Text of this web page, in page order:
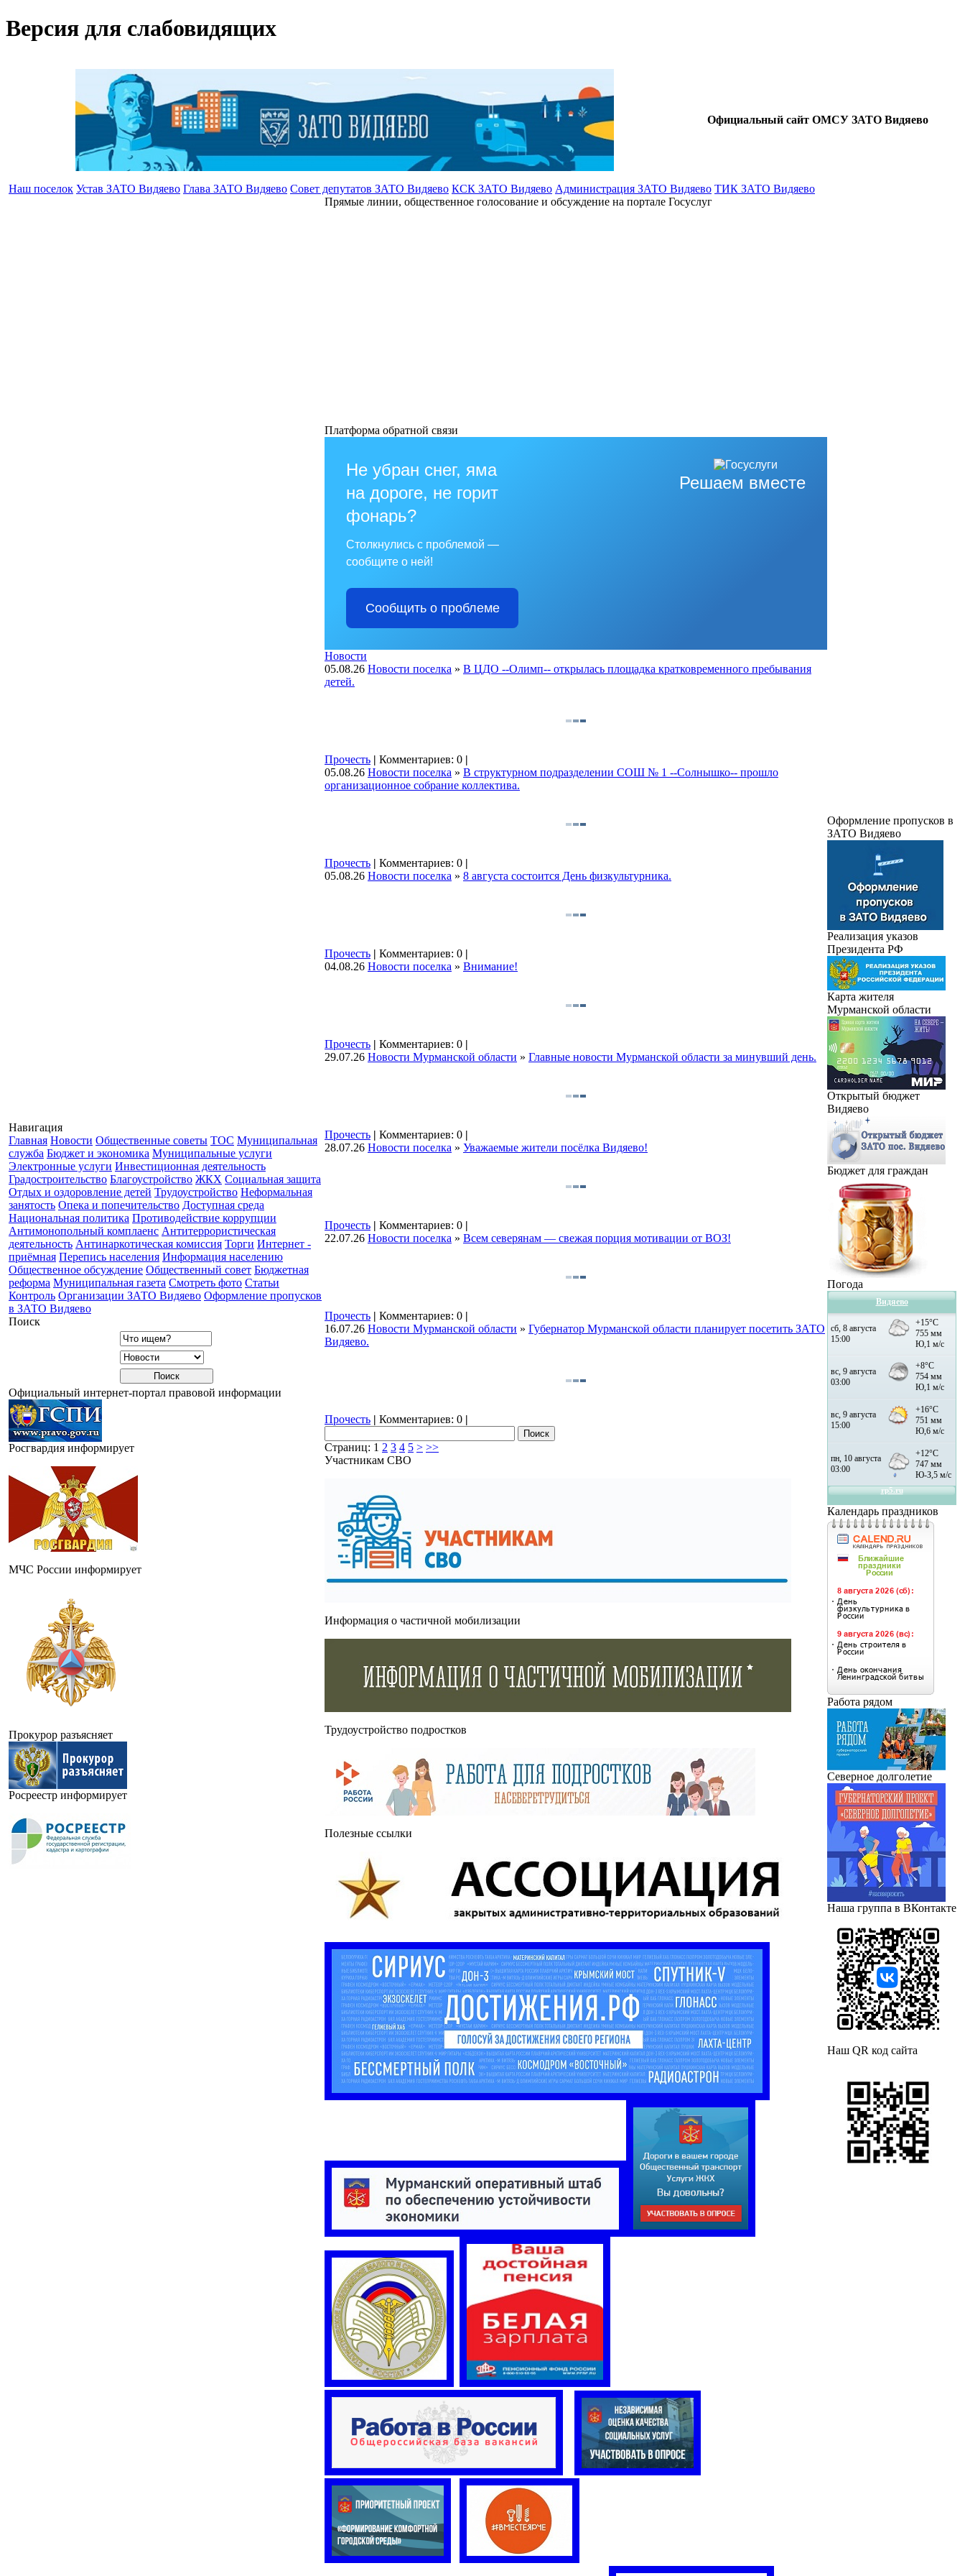
Версия для слабовидящих
Официальный сайт ОМСУ ЗАТО Видяево
Наш поселок Устав ЗАТО Видяево Глава ЗАТО Видяево Совет депутатов ЗАТО Видяево КСК ЗАТО Видяево Администрация ЗАТО Видяево ТИК ЗАТО Видяево
Навигация
Главная Новости Общественные советы ТОС Муниципальная
служба Бюджет и экономика Муниципальные услуги
Электронные услуги Инвестиционная деятельность
Градостроительство Благоустройство ЖКХ Социальная защита
Отдых и оздоровление детей Трудоустройство Неформальная
занятость Опека и попечительство Доступная среда
Национальная политика Противодействие коррупции
Антимонопольный комплаенс Антитеррористическая
деятельность Антинаркотическая комиссия Торги Интернет -
приёмная Перепись населения Информация населению
Общественное обсуждение Общественный совет Бюджетная
реформа Муниципальная газета Смотреть фото Статьи
Контроль Организации ЗАТО Видяево Оформление пропусков
в ЗАТО Видяево
Поиск
Официальный интернет-портал правовой информации
Росгвардия информирует
МЧС России информирует
Прокурор разъясняет
Росреестр информирует
Прямые линии, общественное голосование и обсуждение на портале Госуслуг
Платформа обратной связи
Решаем вместе
Не убран снег, яма
на дороге, не горит
фонарь?
Столкнулись с проблемой —
сообщите о ней!
Сообщить о проблеме
Новости
05.08.26 Новости поселка » В ЦДО --Олимп-- открылась площадка кратковременного пребывания
детей.
Прочесть | Комментариев: 0 |
05.08.26 Новости поселка » В структурном подразделении СОШ № 1 --Солнышко-- прошло
организационное собрание коллектива.
Прочесть | Комментариев: 0 |
05.08.26 Новости поселка » 8 августа состоится День физкультурника.
Прочесть | Комментариев: 0 |
04.08.26 Новости поселка » Внимание!
Прочесть | Комментариев: 0 |
29.07.26 Новости Мурманской области » Главные новости Мурманской области за минувший день.
Прочесть | Комментариев: 0 |
28.07.26 Новости поселка » Уважаемые жители посёлка Видяево!
Прочесть | Комментариев: 0 |
22.07.26 Новости поселка » Всем северянам — свежая порция мотивации от ВОЗ!
Прочесть | Комментариев: 0 |
16.07.26 Новости Мурманской области » Губернатор Мурманской области планирует посетить ЗАТО
Видяево.
Прочесть | Комментариев: 0 |
Страниц: 1 2 3 4 5 > >>
Участникам СВО
Информация о частичной мобилизации
Трудоустройство подростков
Полезные ссылки
Оформление пропусков в
ЗАТО Видяево
Реализация указов
Президента РФ
Карта жителя
Мурманской области
Открытый бюджет
Видяево
Бюджет для граждан
Погода
Видяево
Календарь праздников
Работа рядом
Северное долголетие
Наша группа в ВКонтакте
Наш QR код сайта